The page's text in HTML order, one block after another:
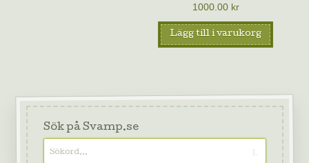
1000.00 kr
Lägg till i varukorg
Sök på Svamp.se